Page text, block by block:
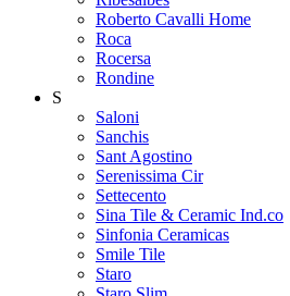
Roberto Cavalli Home
Roca
Rocersa
Rondine
S
Saloni
Sanchis
Sant Agostino
Serenissima Cir
Settecento
Sina Tile & Ceramic Ind.co
Sinfonia Ceramicas
Smile Tile
Staro